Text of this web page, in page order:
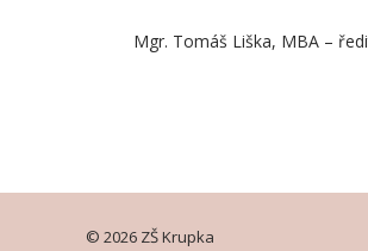
Mgr. Tomáš Liška, MBA –
© 2026 ZŠ Krupka